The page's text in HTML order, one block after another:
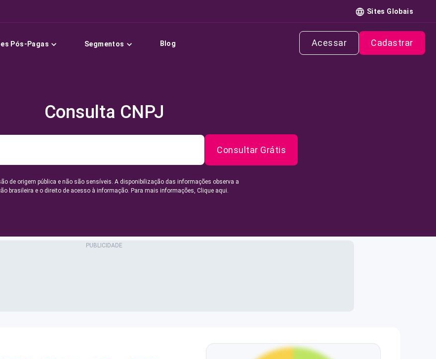
Sites Globais
Pós-Pagas Segmentos Blog Acessar Cadastrar
Consulta CNPJ
Consultar Grátis
de origem pública e não são sensíveis. A disponibilização das informações observa a
brasileira e o direito de acesso à informação. Para mais informações, Clique aqui.